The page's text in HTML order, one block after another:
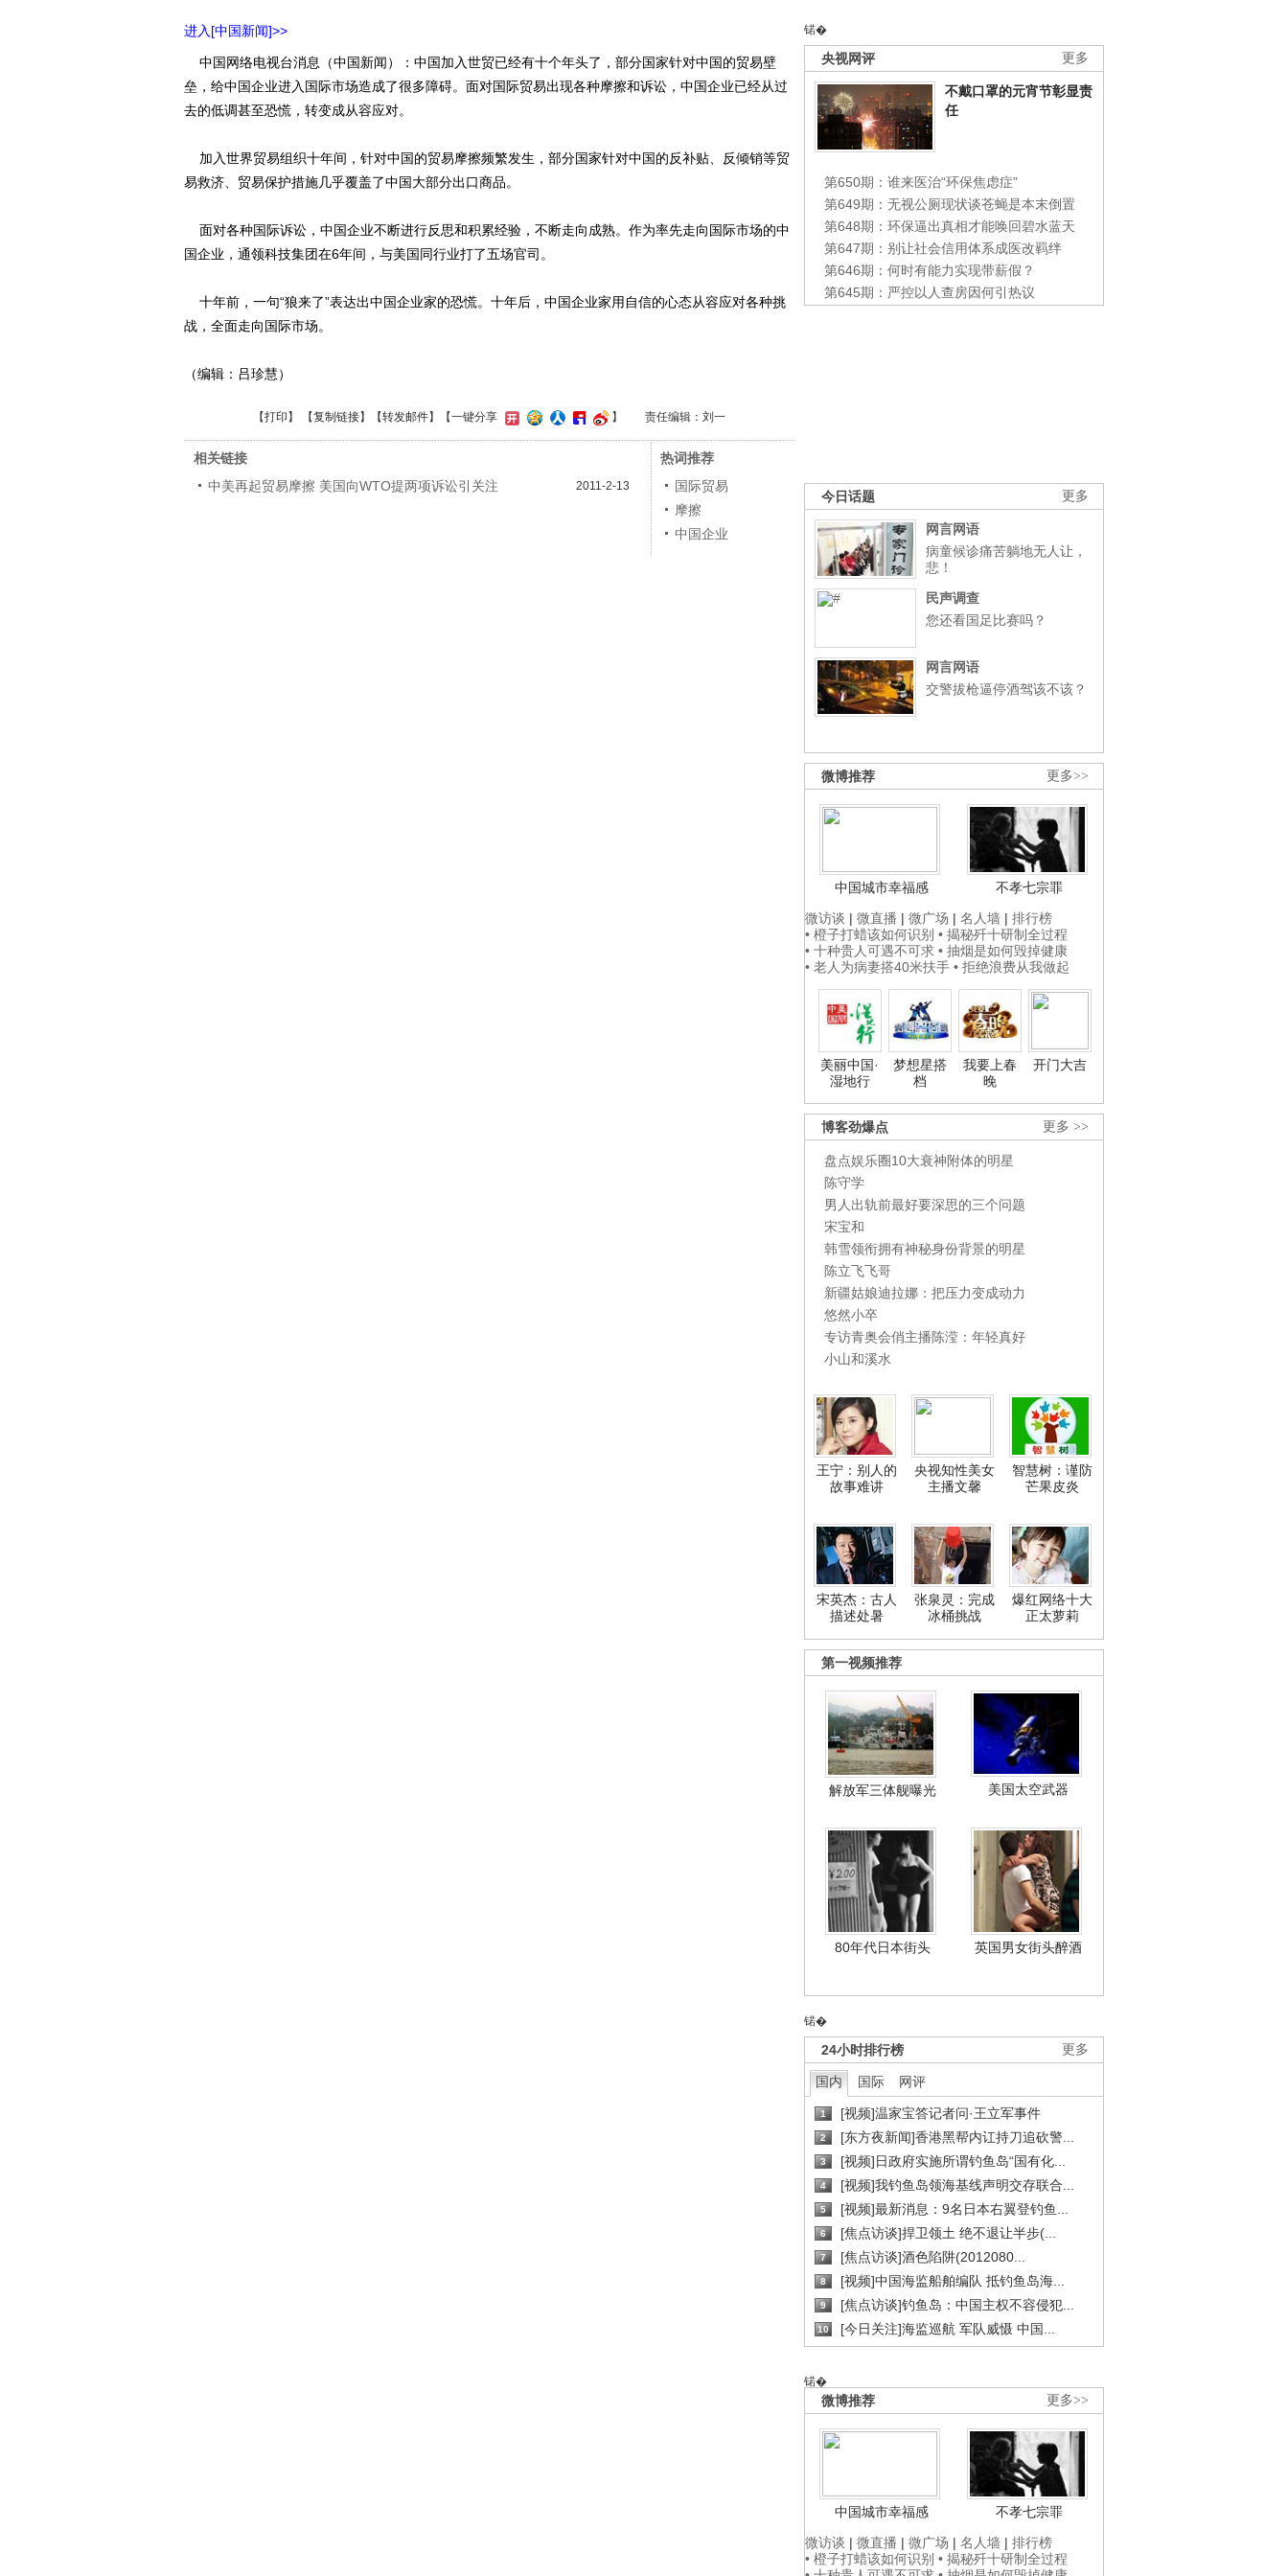
锘�
更多
央视网评
不戴口罩的元宵节彰显责
任
第650期：谁来医治“环保焦虑症”
第649期：无视公厕现状谈苍蝇是本末倒置
第648期：环保逼出真相才能唤回碧水蓝天
第647期：别让社会信用体系成医改羁绊
第646期：何时有能力实现带薪假？
第645期：严控以人查房因何引热议
更多
今日话题
网言网语
病童候诊痛苦躺地无人让，
悲！
民声调查
您还看国足比赛吗？
网言网语
交警拔枪逼停酒驾该不该？
更多>>
微博推荐
中国城市幸福感
不孝七宗罪
微访谈 | 微直播 | 微广场 | 名人墙 | 排行榜
• 橙子打蜡该如何识别 • 揭秘歼十研制全过程
• 十种贵人可遇不可求 • 抽烟是如何毁掉健康
• 老人为病妻搭40米扶手 • 拒绝浪费从我做起
美丽中国·
湿地行
梦想星搭
档
我要上春
晚
开门大吉
更多 >>
博客劲爆点
盘点娱乐圈10大衰神附体的明星
陈守学
男人出轨前最好要深思的三个问题
宋宝和
韩雪领衔拥有神秘身份背景的明星
陈立飞飞哥
新疆姑娘迪拉娜：把压力变成动力
悠然小卒
专访青奥会俏主播陈滢：年轻真好
小山和溪水
王宁：别人的
故事难讲
央视知性美女
主播文馨
智慧树：谨防
芒果皮炎
宋英杰：古人
描述处暑
张泉灵：完成
冰桶挑战
爆红网络十大
正太萝莉
第一视频推荐
解放军三体舰曝光 美国太空武器
80年代日本街头 英国男女街头醉酒
锘�
更多
24小时排行榜
国内 国际 网评
1 [视频]温家宝答记者问·王立军事件
2 [东方夜新闻]香港黑帮内讧持刀追砍警...
3 [视频]日政府实施所谓钓鱼岛“国有化...
4 [视频]我钓鱼岛领海基线声明交存联合...
5 [视频]最新消息：9名日本右翼登钓鱼...
6 [焦点访谈]捍卫领土 绝不退让半步(...
7 [焦点访谈]酒色陷阱(2012080...
8 [视频]中国海监船舶编队 抵钓鱼岛海...
9 [焦点访谈]钓鱼岛：中国主权不容侵犯...
10 [今日关注]海监巡航 军队威慑 中国...
锘�
更多>>
微博推荐
中国城市幸福感
不孝七宗罪
微访谈 | 微直播 | 微广场 | 名人墙 | 排行榜
• 橙子打蜡该如何识别 • 揭秘歼十研制全过程
进入[中国新闻]>>
中国网络电视台消息（中国新闻）：中国加入世贸已经有十个年头了，部分国家针对中国的贸易壁
垒，给中国企业进入国际市场造成了很多障碍。面对国际贸易出现各种摩擦和诉讼，中国企业已经从过
去的低调甚至恐慌，转变成从容应对。
加入世界贸易组织十年间，针对中国的贸易摩擦频繁发生，部分国家针对中国的反补贴、反倾销等贸
易救济、贸易保护措施几乎覆盖了中国大部分出口商品。
面对各种国际诉讼，中国企业不断进行反思和积累经验，不断走向成熟。作为率先走向国际市场的中
国企业，通领科技集团在6年间，与美国同行业打了五场官司。
十年前，一句“狼来了”表达出中国企业家的恐慌。十年后，中国企业家用自信的心态从容应对各种挑
战，全面走向国际市场。
（编辑：吕珍慧）
【打印 】 【复制链接】【转发邮件】 【一键分享 】 责任编辑：刘一
相关链接
中美再起贸易摩擦 美国向WTO提两项诉讼引关注
2011-2-13
热词推荐
国际贸易
摩擦
中国企业